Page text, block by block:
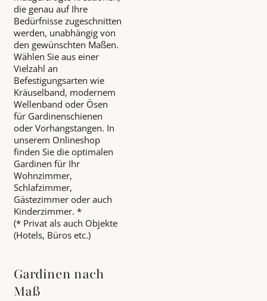
die genau auf Ihre
Bedürfnisse zugeschnitten
werden, unabhängig von
den gewünschten Maßen.
Wählen Sie aus einer
Vielzahl an
Befestigungsarten wie
Kräuselband, modernem
Wellenband oder Ösen
für Gardinenschienen
oder Vorhangstangen. In
unserem Onlineshop
finden Sie die optimalen
Gardinen für Ihr
Wohnzimmer,
Schlafzimmer,
Gästezimmer oder auch
Kinderzimmer. *
(* Privat als auch Objekte
(Hotels, Büros etc.)
Gardinen nach
Maß